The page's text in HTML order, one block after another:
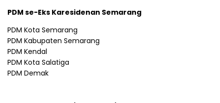
PDM se-Eks Karesidenan Semarang
PDM Kota Semarang
PDM Kabupaten Semarang
PDM Kendal
PDM Kota Salatiga
PDM Demak